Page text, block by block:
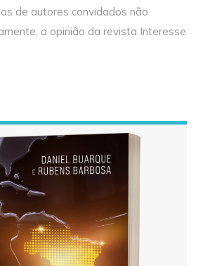
de autores convidados não
a opinião da revista Interesse